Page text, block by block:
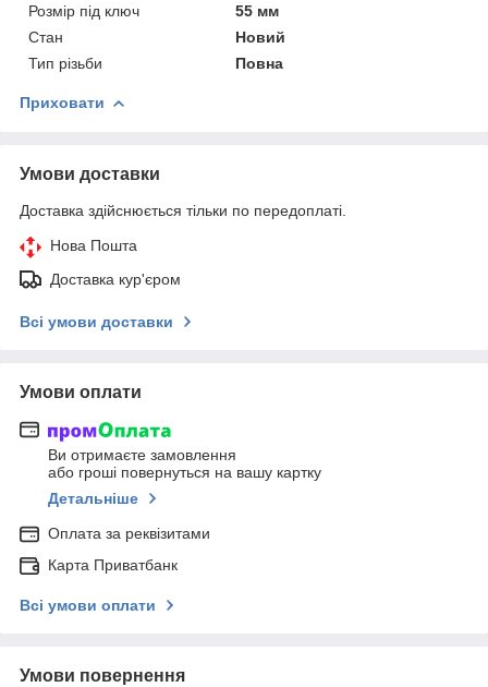
Розмір під ключ
55 мм
Стан
Новий
Тип різьби
Повна
Приховати
Умови доставки
Доставка здійснюється тільки по передоплаті.
Нова Пошта
Доставка кур'єром
Всі умови доставки
Умови оплати
Ви отримаєте замовлення
або гроші повернуться на вашу картку
Детальніше
Оплата за реквізитами
Карта Приватбанк
Всі умови оплати
Умови повернення